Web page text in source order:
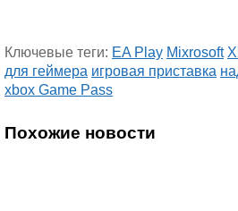
Ключевые теги: EA Play Mixrosoft
для геймера игровая приставка
xbox Game Pass
Похожие новости